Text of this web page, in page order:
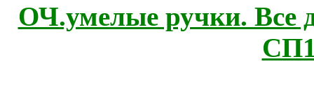
ОЧ.умелые ручки. Все